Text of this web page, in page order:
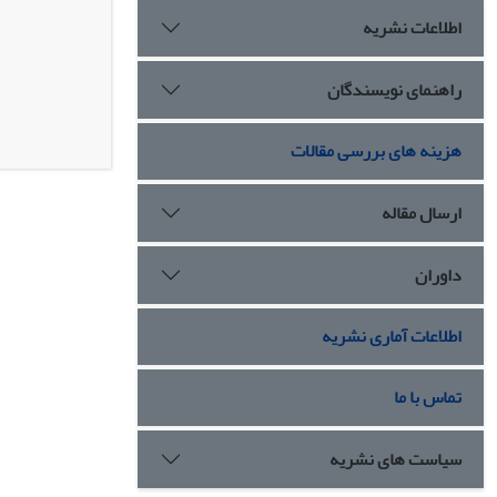
اطلاعات نشریه
راهنمای نویسندگان
هزینه های بررسی مقالات
ارسال مقاله
داوران
اطلاعات آماری نشریه
تماس با ما
سیاست های نشریه